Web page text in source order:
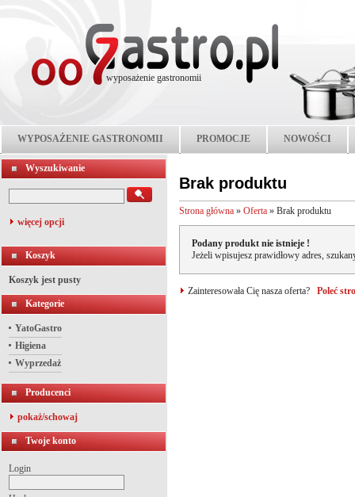
wyposażenie gastronomii
WYPOSAŻENIE GASTRONOMII PROMOCJE NOWOŚCI
Wyszukiwanie
więcej opcji
Koszyk
Koszyk jest pusty
Kategorie
YatoGastro
Higiena
Wyprzedaż
Producenci
pokaż/schowaj
Twoje konto
Login
Brak produktu
Strona główna » Oferta » Brak produktu
Podany produkt nie istnieje !
Jeżeli wpisujesz prawidłowy adres,
Zainteresowała Cię nasza oferta? Poleć